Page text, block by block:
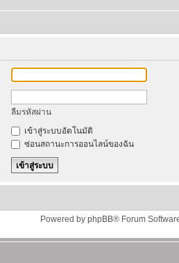
ลืมรหัสผ่าน
เข้าสู่ระบบอัตโนมัติ
ซ่อนสถานะการออนไลน์ของฉัน
Powered by phpBB® Forum